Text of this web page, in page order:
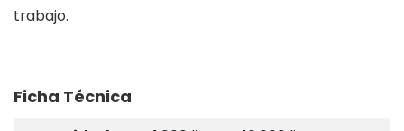
trabajo.
Ficha Técnica